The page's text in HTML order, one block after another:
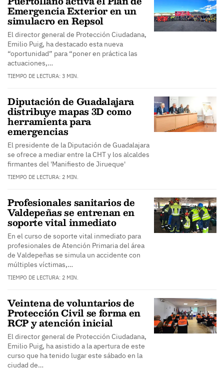
Emergencia Exterior en un
simulacro en Repsol
El director general de Protección Ciudadana,
Emilio Puig, ha destacado esta nueva
“oportunidad” para “poner en práctica las
actuaciones,…
TIEMPO DE LECTURA: 3 MIN.
Diputación de Guadalajara
distribuye mapas 3D como
herramienta para
emergencias
El presidente de la Diputación de Guadalajara
se ofrece a mediar entre la CHT y los alcaldes
firmantes del 'Manifiesto de Jirueque'
TIEMPO DE LECTURA: 2 MIN.
Profesionales sanitarios de
Valdepeñas se entrenan en
soporte vital inmediato
En el curso de soporte vital inmediato para
profesionales de Atención Primaria del área
de Valdepeñas se simula un accidente con
múltiples víctimas,…
TIEMPO DE LECTURA: 2 MIN.
Veintena de voluntarios de
Protección Civil se forma en
RCP y atención inicial
El director general de Protección Ciudadana,
Emilio Puig, ha asistido a la apertura de este
curso que ha tenido lugar este sábado en la
ciudad de…